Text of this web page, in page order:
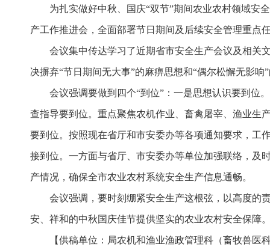
为扎实做好中秋、国庆“双节”期间农业农村领域安
产工作推进会，全面部署节日期间及后续安全管理重点
会议集中传达学习了近期省市安全生产会议及相关
决摒弃“节日期间无大事”的麻痹思想和“偶尔松懈无影
会议强调要做到四个“到位”：一是思想认识要到位
查指导要到位。重点聚焦农机作业、畜禽屠宰、渔业生
要到位。按照现在省厅和市安委办等各项通知要求，工
接到位。一方面与省厅、市安委办等单位加强联络，及
产情况，确保全市农业农村系统安全生产信息通畅。
会议强调，要时刻绷紧安全生产这根弦，以高度的
安、祥和的中秋国庆佳节提供坚实的农业农村安全保障
【供稿单位：局农机和渔业渔政管理科（畜牧